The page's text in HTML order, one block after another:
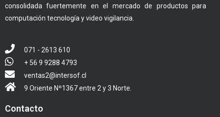
consolidada fuertemente en el mercado de productos para
computación tecnología y video vigilancia.
071 - 2613 610
+ 56 9 9288 4793
ventas2@intersof.cl
9 Oriente Nº1367 entre 2 y 3 Norte.
Contacto